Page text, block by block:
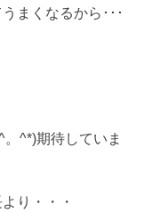
まくなるから･･･
^*)期待していま
り・・・